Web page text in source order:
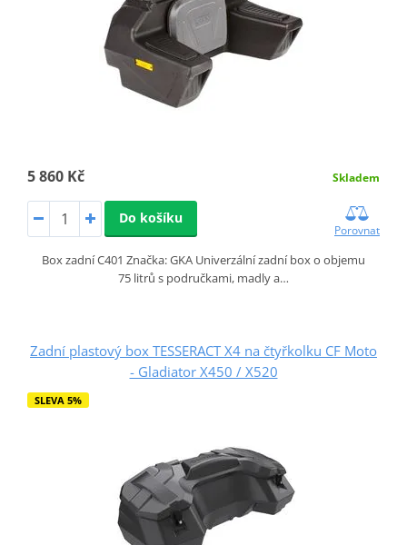
5 860 Kč Skladem
Do košíku
Porovnat
Box zadní C401 Značka: GKA Univerzální zadní box o objemu
75 litrů s područkami, madly a…
Zadní plastový box TESSERACT X4 na čtyřkolku CF Moto
- Gladiator X450 / X520
SLEVA 5%